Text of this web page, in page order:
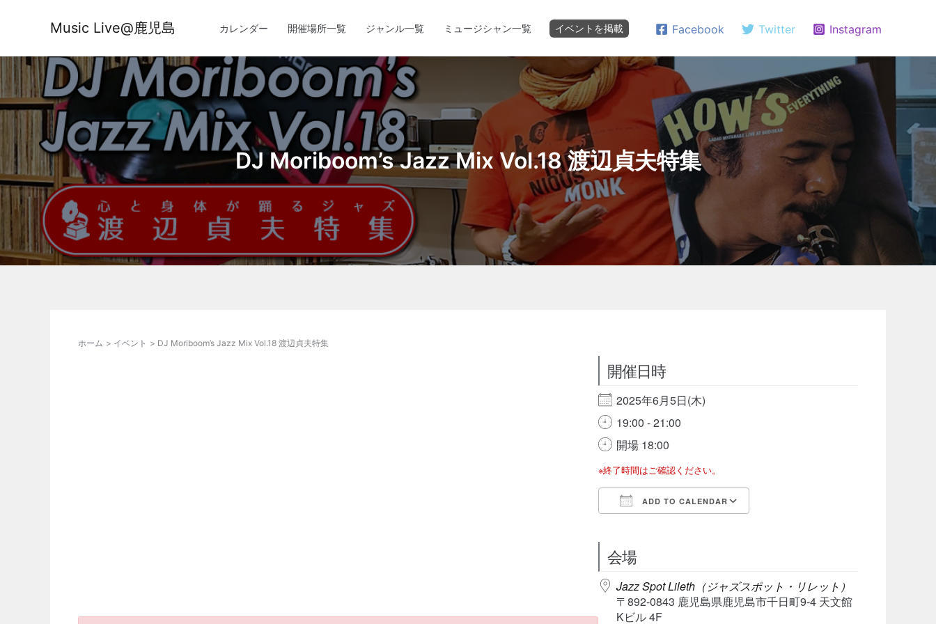
キ
ッ
プ
Music Live@鹿児島 カレンダー 開催場所一覧 ジャンル一覧 ミュージシャン一覧 イベントを掲載 Facebook Twitter Instagram
DJ Moriboom’s Jazz Mix Vol.18 渡辺貞夫特集
ホーム イベント DJ Moriboom’s Jazz Mix Vol.18 渡辺貞夫特集
開催日時
2025年6月5日(木)
19:00 - 21:00
開場 18:00
※終了時間はご確認ください。
ADD TO CALENDAR
会場
Jazz Spot Lileth（ジャズスポット・リレット）
〒892-0843 鹿児島県鹿児島市千日町9-4 天文館
Kビル 4F